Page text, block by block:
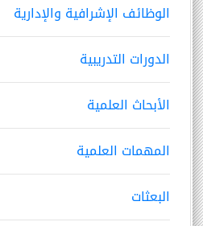
الوظائف الإشرافية والإدارية
الدورات التدريبية
الأبحاث العلمية
المهمات العلمية
البعثات